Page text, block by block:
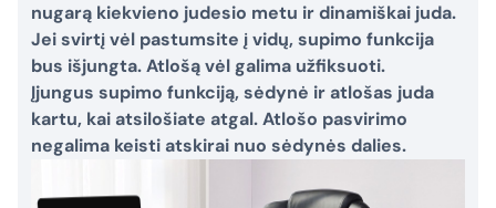
nugarą kiekvieno judesio metu ir dinamiškai juda.
Jei svirtį vėl pastumsite į vidų, supimo funkcija
bus išjungta. Atlošą vėl galima užfiksuoti.
Įjungus supimo funkciją, sėdynė ir atlošas juda
kartu, kai atsilošiate atgal. Atlošo pasvirimo
negalima keisti atskirai nuo sėdynės dalies.